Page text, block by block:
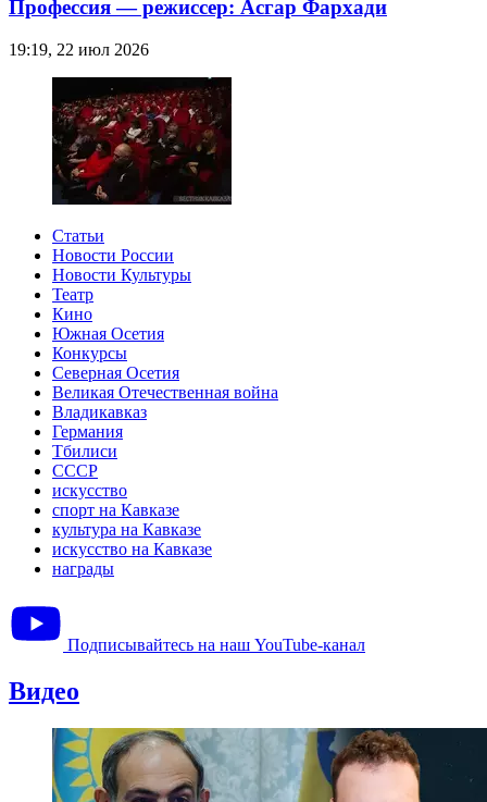
Профессия — режиссер: Асгар Фархади
19:19, 22 июл 2026
Статьи
Новости России
Новости Культуры
Театр
Кино
Южная Осетия
Конкурсы
Северная Осетия
Великая Отечественная война
Владикавказ
Германия
Тбилиси
СССР
искусство
спорт на Кавказе
культура на Кавказе
искусство на Кавказе
награды
Подписывайтесь на наш YouTube-канал
Видео